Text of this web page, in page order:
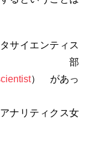
サイエンティス
部
） があっ
ナリティクス女